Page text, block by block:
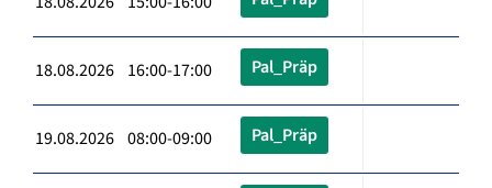
18.08.2026 16:00-17:00 Pal_Präp
19.08.2026 08:00-09:00 Pal_Präp